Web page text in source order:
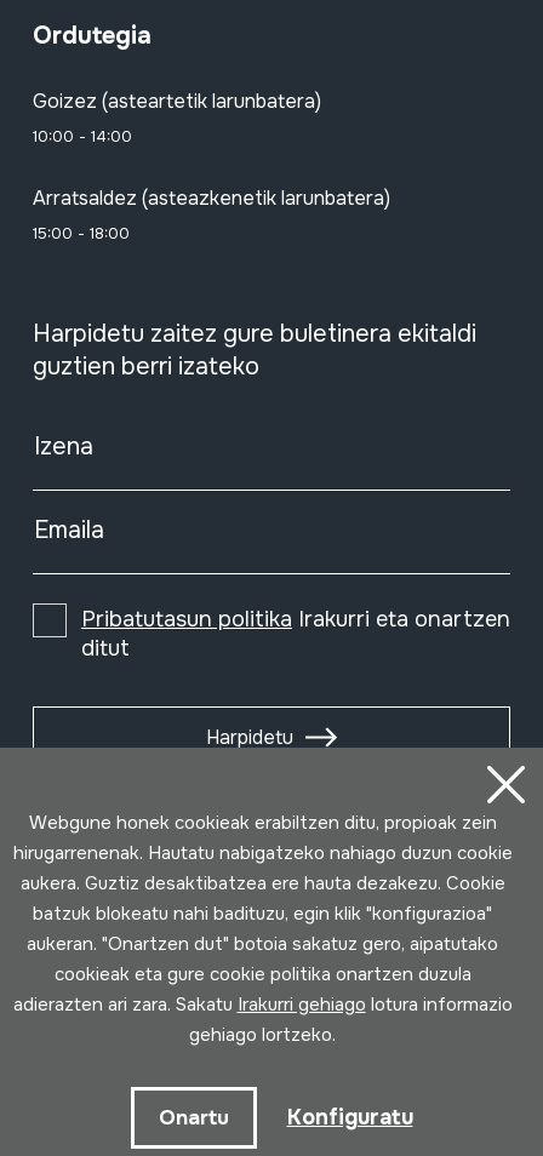
Ordutegia
Goizez (asteartetik larunbatera)
10:00 - 14:00
Arratsaldez (asteazkenetik larunbatera)
15:00 - 18:00
Harpidetu zaitez gure buletinera ekitaldi
guztien berri izateko
Izena
Emaila
Pribatutasun politika Irakurri eta onartzen
ditut
Harpidetu
Erabilpen baldintzak Pribatutasun politika
Loturak garatua
Webgune honek cookieak erabiltzen ditu, propioak zein
hirugarrenenak. Hautatu nabigatzeko nahiago duzun cookie
aukera. Guztiz desaktibatzea ere hauta dezakezu. Cookie
batzuk blokeatu nahi badituzu, egin klik "konfigurazioa"
aukeran. "Onartzen dut" botoia sakatuz gero, aipatutako
cookieak eta gure cookie politika onartzen duzula
adierazten ari zara. Sakatu Irakurri gehiago lotura informazio
gehiago lortzeko.
Onartu Konfiguratu